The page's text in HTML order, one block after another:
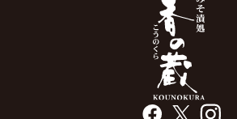
facebook instagram